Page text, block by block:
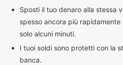
Sposti il tuo denaro alla stessa
spesso ancora più
solo alcuni minuti.
I tuoi soldi sono protetti con la
banca.